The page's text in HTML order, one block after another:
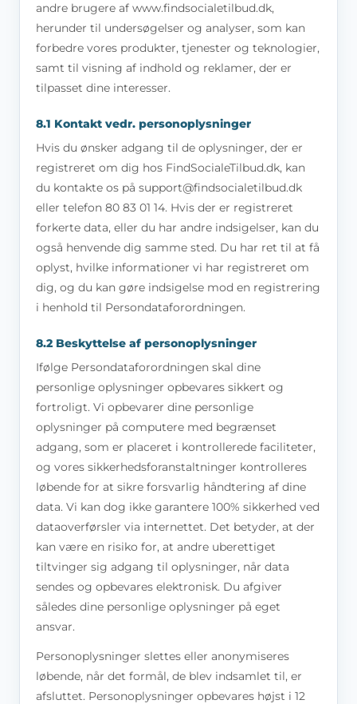
andre brugere af www.findsocialetilbud.dk,
herunder til undersøgelser og analyser, som kan
forbedre vores produkter, tjenester og teknologier,
samt til visning af indhold og reklamer, der er
tilpasset dine interesser.
8.1 Kontakt vedr. personoplysninger
Hvis du ønsker adgang til de oplysninger, der er
registreret om dig hos FindSocialeTilbud.dk, kan
du kontakte os på support@findsocialetilbud.dk
eller telefon 80 83 01 14. Hvis der er registreret
forkerte data, eller du har andre indsigelser, kan du
også henvende dig samme sted. Du har ret til at få
oplyst, hvilke informationer vi har registreret om
dig, og du kan gøre indsigelse mod en registrering
i henhold til Persondataforordningen.
8.2 Beskyttelse af personoplysninger
Ifølge Persondataforordningen skal dine
personlige oplysninger opbevares sikkert og
fortroligt. Vi opbevarer dine personlige
oplysninger på computere med begrænset
adgang, som er placeret i kontrollerede faciliteter,
og vores sikkerhedsforanstaltninger kontrolleres
løbende for at sikre forsvarlig håndtering af dine
data. Vi kan dog ikke garantere 100% sikkerhed ved
dataoverførsler via internettet. Det betyder, at der
kan være en risiko for, at andre uberettiget
tiltvinger sig adgang til oplysninger, når data
sendes og opbevares elektronisk. Du afgiver
således dine personlige oplysninger på eget
ansvar.
Personoplysninger slettes eller anonymiseres
løbende, når det formål, de blev indsamlet til, er
afsluttet. Personoplysninger opbevares højst i 12